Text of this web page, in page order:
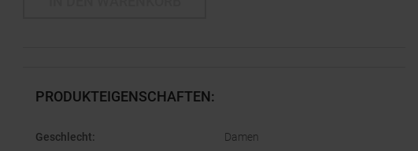
PRODUKTEIGENSCHAFTEN:
Geschlecht: Damen